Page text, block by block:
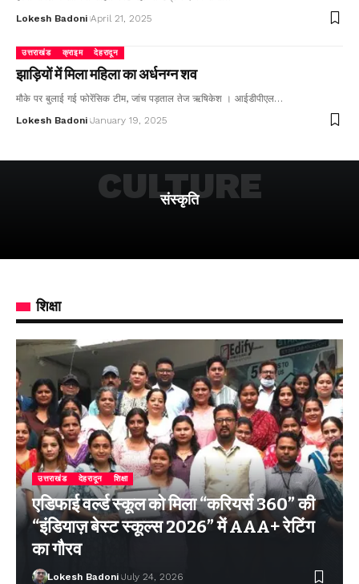
Lokesh Badoni April 21, 2025
उत्तराखंड क्राइम देहरादून
झाड़ियों में मिला महिला का अर्धनग्न शव
मौके पर बुलाई गई फोरेंसिक टीम, जांच पड़ताल तेज ऋषिकेश । आईडीपीएल…
Lokesh Badoni January 19, 2025
संस्कृति
CULTURE
शिक्षा
उत्तराखंड देहरादून शिक्षा
एडिफाई वर्ल्ड स्कूल को मिला “करियर्स 360” की
“इंडियाज़ बेस्ट स्कूल्स 2026” में AAA+ रेटिंग
का गौरव
Lokesh Badoni July 24, 2026